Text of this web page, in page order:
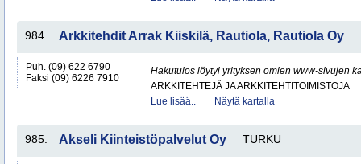
984. Arkkitehdit Arrak Kiiskilä, Rautiola, Rautiola Oy
Puh. (09) 622 6790
Faksi (09) 6226 7910
Hakutulos löytyi yrityksen omien www-sivujen
ARKKITEHTEJÄ JA ARKKITEHTITOIMISTOJA
Lue lisää..
Näytä kartalla
985. Akseli Kiinteistöpalvelut Oy TURKU